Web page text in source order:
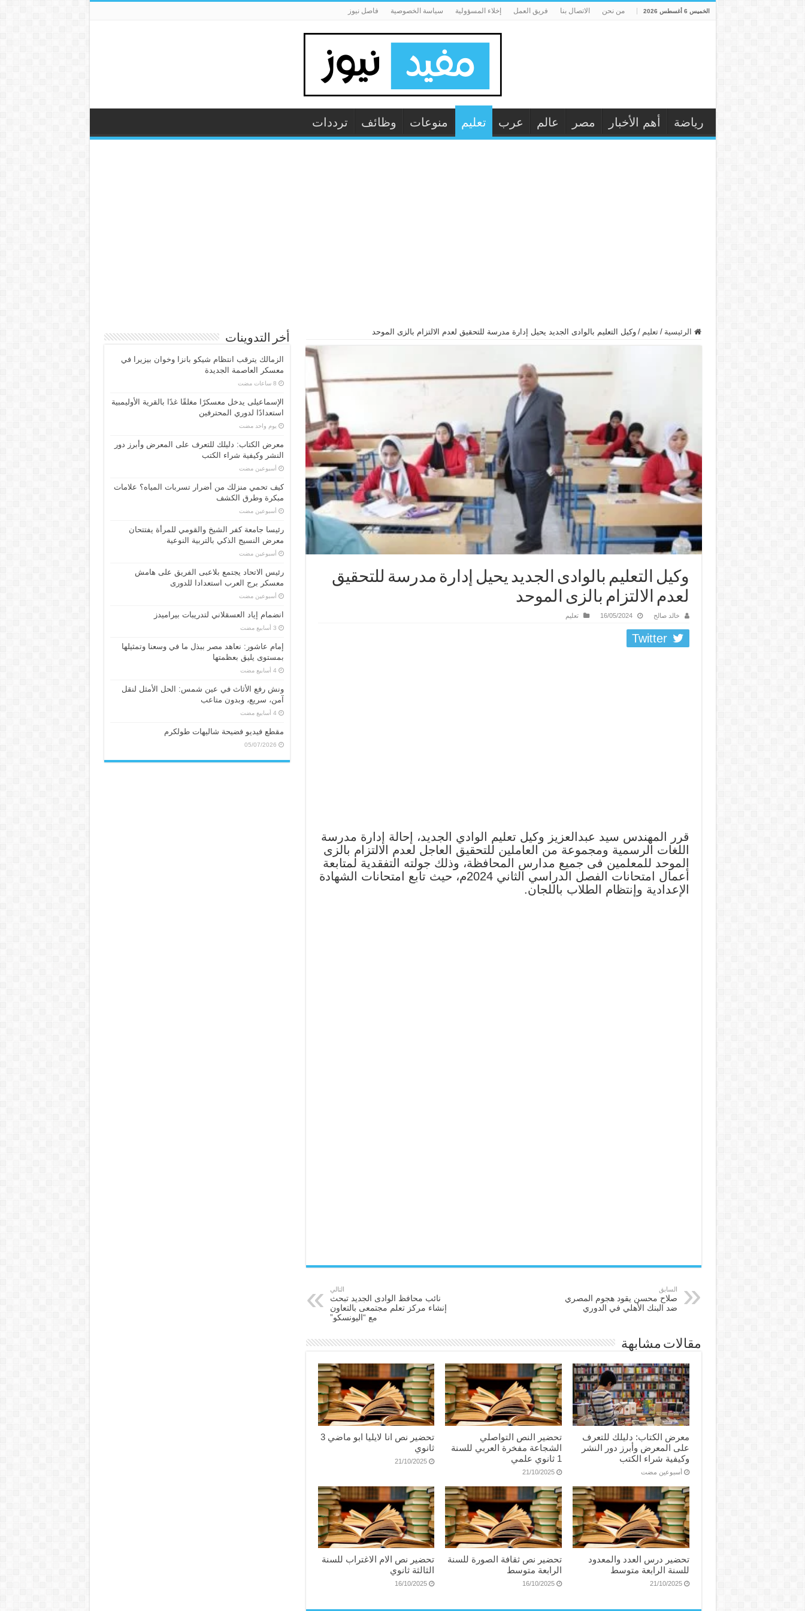
الخميس 6 أغسطس 2026 من نحن الاتصال بنا فريق العمل إخلاء المسؤولية سياسة الخصوصية فاصل نيوز
رياضة أهم الأخبار مصر عالم عرب تعليم منوعات وظائف ترددات
الرئيسية / تعليم / وكيل التعليم بالوادى الجديد يحيل إدارة مدرسة للتحقيق لعدم الالتزام بالزى الموحد
وكيل التعليم بالوادى الجديد يحيل إدارة مدرسة للتحقيق
لعدم الالتزام بالزى الموحد
خالد صالح 16/05/2024 تعليم
Twitter
قرر المهندس سيد عبدالعزيز وكيل تعليم الوادي الجديد، إحالة إدارة مدرسة
اللغات الرسمية ومجموعة من العاملين للتحقيق العاجل لعدم الالتزام بالزى
الموحد للمعلمين فى جميع مدارس المحافظة، وذلك جولته التفقدية لمتابعة
أعمال امتحانات الفصل الدراسي الثاني 2024م، حيث تابع امتحانات الشهادة
الإعدادية وإنتظام الطلاب باللجان.
السابق
صلاح محسن يقود هجوم المصري
ضد البنك الأهلي في الدوري
التالي
نائب محافظ الوادى الجديد تبحث
إنشاء مركز تعلم مجتمعى بالتعاون
مع “اليونسكو”
مقالات مشابهة
معرض الكتاب: دليلك للتعرف
على المعرض وأبرز دور النشر
وكيفية شراء الكتب
‏أسبوعين مضت
تحضير النص التواصلي
الشجاعة مفخرة العربي للسنة
1 ثانوي علمي
21/10/2025
تحضير نص انا لايليا ابو ماضي 3
ثانوي
21/10/2025
تحضير درس العدد والمعدود
للسنة الرابعة متوسط
21/10/2025
تحضير نص ثقافة الصورة للسنة
الرابعة متوسط
16/10/2025
تحضير نص الام الاغتراب للسنة
الثالثة ثانوي
16/10/2025
أخر التدوينات
الزمالك يترقب انتظام شيكو بانزا وخوان بيزيرا في
معسكر العاصمة الجديدة
الإسماعیلی یدخل معسكرًا مغلقًا غدًا بالقرية الأوليمبية
استعدادًا لدوري المحترفين
‏يوم واحد مضت
معرض الكتاب: دليلك للتعرف على المعرض وأبرز دور
النشر وكيفية شراء الكتب
‏أسبوعين مضت
كيف تحمي منزلك من أضرار تسربات المياه؟ علامات
مبكرة وطرق الكشف
‏أسبوعين مضت
رئيسا جامعة كفر الشيخ والقومي للمرأة يفتتحان
معرض النسيج الذكي بالتربية النوعية
‏أسبوعين مضت
رئيس الاتحاد يجتمع بلاعبى الفريق على هامش
معسكر برج العرب استعدادا للدورى
‏أسبوعين مضت
انضمام إياد العسقلاني لتدريبات بيراميدز
إمام عاشور: نعاهد مصر ببذل ما في وسعنا وتمثيلها
بمستوى يليق بعظمتها
ونش رفع الأثاث في عين شمس: الحل الأمثل لنقل
آمن، سريع، وبدون متاعب
مقطع فيديو فضيحة شاليهات طولكرم
05/07/2026